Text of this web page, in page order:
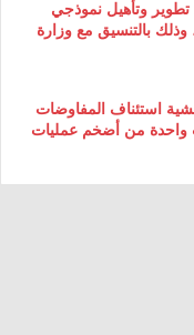
وتأهيل نموذجي
بالتنسيق مع وزارة
استئناف المفاوضات
واحدة من أضخم عمليات